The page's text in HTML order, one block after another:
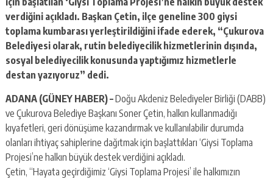
escort
taksim
escort
beşiktaş
escort
kartal
escort
maltepe
escort
verdiğini açıkladı. Başkan Çetin, ilçe geneline 300 giysi
toplama kumbarası yerleştirildiğini ifade ederek, “Çukurova
Belediyesi olarak, rutin belediyecilik hizmetlerinin dışında,
sosyal belediyecilik konusunda yaptığımız hizmetlerle
destan yazıyoruz” dedi.
ADANA (GÜNEY HABER) –Doğu Akdeniz Belediyeler Birliği (DABB)
ve Çukurova Belediye Başkanı Soner Çetin, halkın kullanmadığı
kıyafetleri, geri dönüşüme kazandırmak ve kullanılabilir durumda
olanları ihtiyaç sahiplerine dağıtmak için başlattıkları ‘Giysi Toplama
Projesi’ne halkın büyük destek verdiğini açıkladı.
Çetin, “Hayata geçirdiğimiz ‘Giysi Toplama Projesi’ ile halkımızın